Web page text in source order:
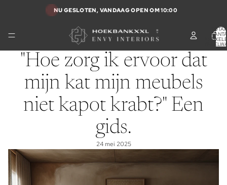
NU GESLOTEN, VANDAAG OPEN OM 10:00
"Hoe zorg ik ervoor dat
mijn kat mijn meubels
niet kapot krabt?" Een
gids.
24 mei 2025